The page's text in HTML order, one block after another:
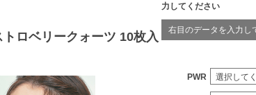
トロベリークォーツ 10枚入
力してください
右目のデータを入力し
PWR